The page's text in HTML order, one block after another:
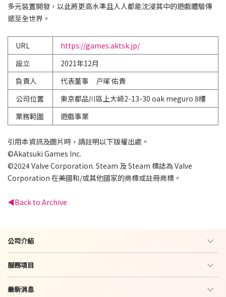
多元裝置開發，以此將更高水準且人人都能沈浸其中的遊戲體驗傳
遞至全世界。
URL
https://games.aktsk.jp/
設立
2021年12月
負責人
代表董事 戸塚 佑貴
公司位置
東京都品川區上大崎2-13-30 oak meguro 8樓
業務範圍
遊戲事業
引用本資訊及圖片時，請註明以下版權出處。
©︎Akatsuki Games Inc.
©2024 Valve Corporation. Steam 及 Steam 標誌為 Valve
Corporation 在美國和/或其他國家的商標或註冊商標。
Back to Archive
公司介紹
服務項目
最新消息